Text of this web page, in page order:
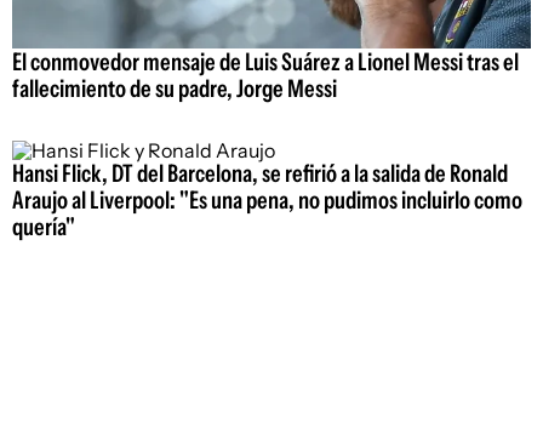
El conmovedor mensaje de Luis Suárez a Lionel Messi tras el
fallecimiento de su padre, Jorge Messi
Hansi Flick, DT del Barcelona, se refirió a la salida de Ronald
Araujo al Liverpool: "Es una pena, no pudimos incluirlo como
quería"